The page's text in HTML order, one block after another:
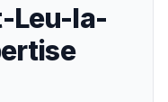
Leu-la-